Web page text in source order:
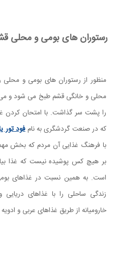
رستوران های بومی و محلی
منظور از رستوران های بومی و
محلی و خانگی قشم طبخ می شود و می
را پشت سر گذاشت. با امتحان کردن
که در صنعت گردشگری به نامفود تور
با فرهنگ غذایی آن مردم که بخش
بر هیچ کس پوشیده نیست که غذا
است. به همین نسبت در غذاهای
زندگی ساحلی را با غذاهای دریایی
خارومیانه از طریق غذاهای عربی و